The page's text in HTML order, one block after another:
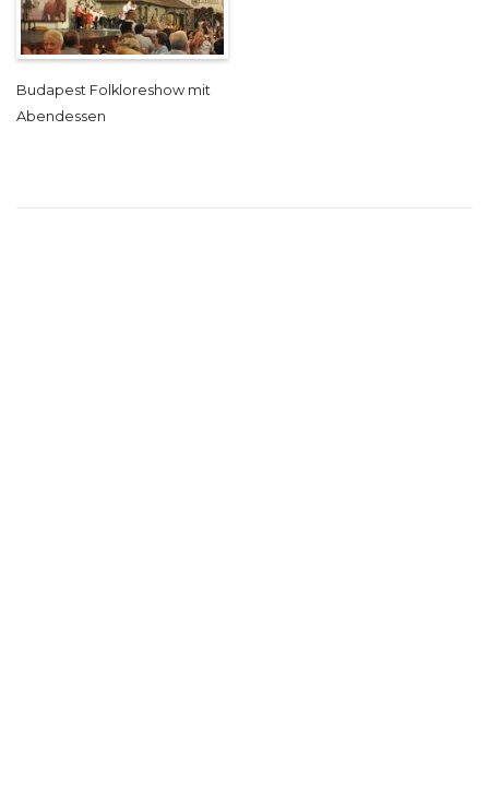
Budapest Folkloreshow mit
Abendessen